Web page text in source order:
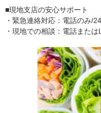
■現地支店の安心サポート
・緊急連絡対応：電話のみ/
・現地での相談：電話また